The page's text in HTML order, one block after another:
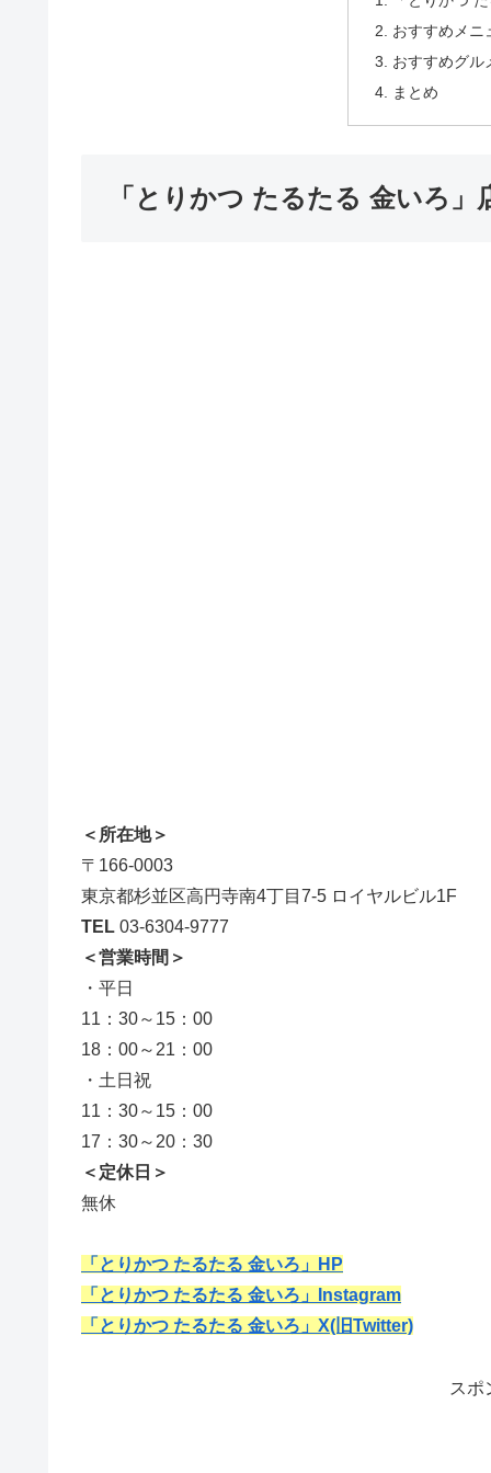
おすすめメニ
おすすめグル
まとめ
「とりかつ たるたる 金いろ」
＜所在地＞
〒166-0003
東京都杉並区高円寺南4丁目7-5 ロイヤルビル1F
TEL 03-6304-9777
＜営業時間＞
・平日
11：30～15：00
18：00～21：00
・土日祝
11：30～15：00
17：30～20：30
＜定休日＞
無休
「とりかつ たるたる 金いろ」HP
「とりかつ たるたる 金いろ」Instagram
「とりかつ たるたる 金いろ」X(旧Twitter)
スポ